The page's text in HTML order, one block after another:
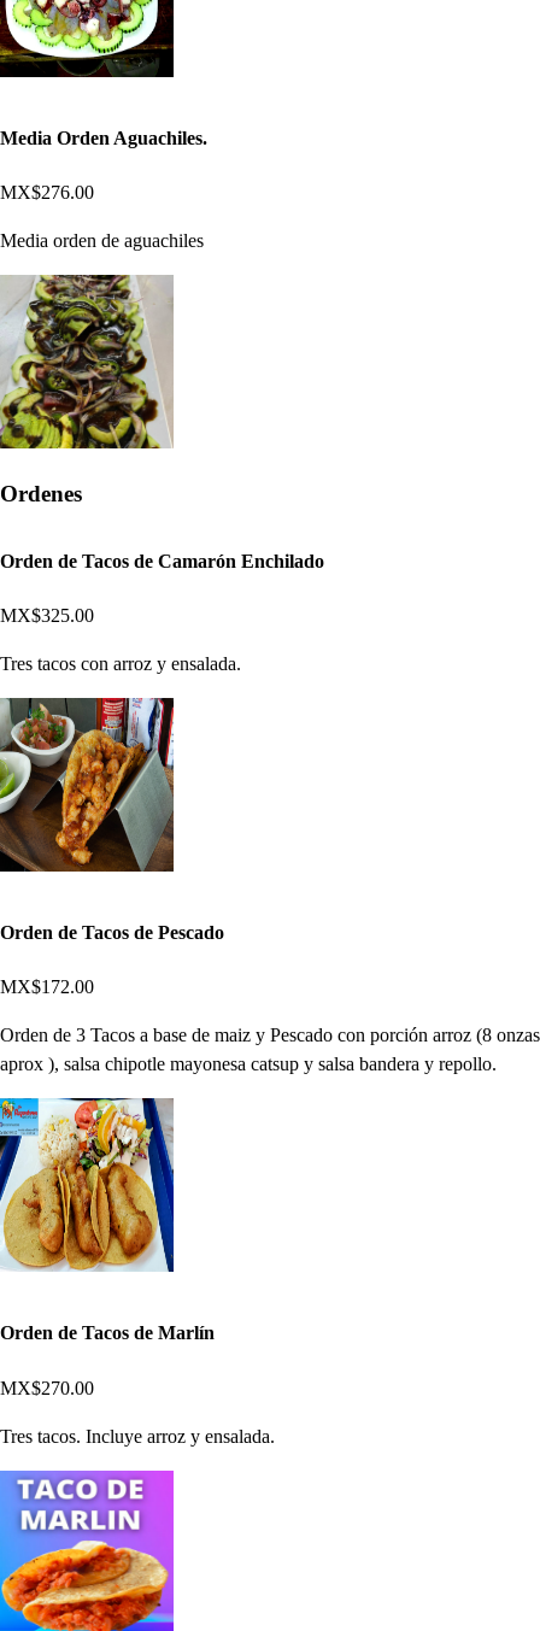
Media Orden Aguachiles.
MX$276.00
Media orden de aguachiles
Ordenes
Orden de Tacos de Camarón Enchilado
MX$325.00
Tres tacos con arroz y ensalada.
Orden de Tacos de Pescado
MX$172.00
Orden de 3 Tacos a base de maiz y Pescado con porción arroz (8 onzas
aprox ), salsa chipotle mayonesa catsup y salsa bandera y repollo.
Orden de Tacos de Marlín
MX$270.00
Tres tacos. Incluye arroz y ensalada.